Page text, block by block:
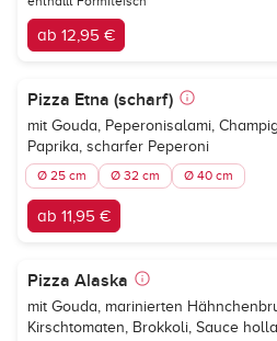
ab 12,95 €
Pizza Etna (scharf)
mit Gouda, Peperonisalami,
Paprika, scharfer Peperoni
Ø 25 cm Ø 32 cm Ø 40 cm
ab 11,95 €
Pizza Alaska
mit Gouda, marinierten
Kirschtomaten, Brokkoli, Sauce